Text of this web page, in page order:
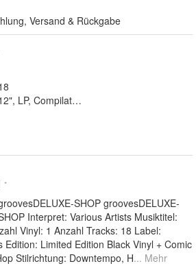
Versand & Rückgabe
LP, Compilation
*
SHOP groovesDELUXE-
Interpret: Various Artists Musiktitel:
Vinyl: 1 Anzahl Tracks: 18 Label:
Limited Edition Black Vinyl + Comic
Stilrichtung: Downtempo, H... Mehr